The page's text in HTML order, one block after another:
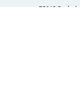
75013 Paris |